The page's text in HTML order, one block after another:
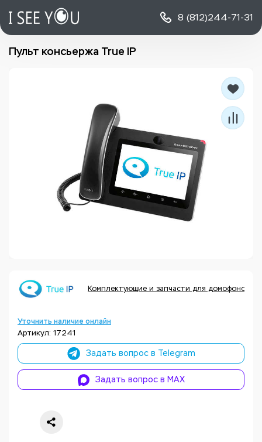
8 (812)244-71-31
Пульт консьержа True IP
Комплектующие и запчасти для домофонов
Уточнить наличие онлайн
Артикул: 17241
Задать вопрос в Telegram
Задать вопрос в MAX